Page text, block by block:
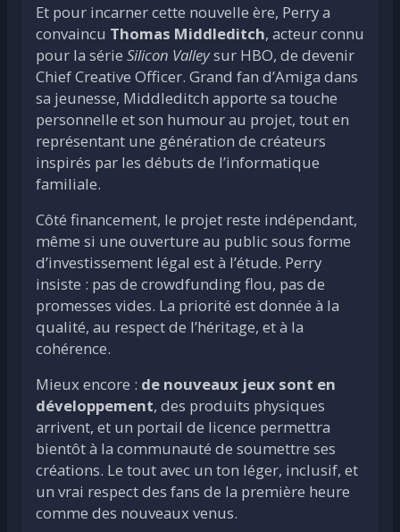
Et pour incarner cette nouvelle ère, Perry a
convaincu Thomas Middleditch, acteur connu
pour la série Silicon Valleysur HBO, de devenir
Chief Creative Officer. Grand fan d’Amiga dans
sa jeunesse, Middleditch apporte sa touche
personnelle et son humour au projet, tout en
représentant une génération de créateurs
inspirés par les débuts de l’informatique
familiale.
Côté financement, le projet reste indépendant,
même si une ouverture au public sous forme
d’investissement légal est à l’étude. Perry
insiste : pas de crowdfunding flou, pas de
promesses vides. La priorité est donnée à la
qualité, au respect de l’héritage, et à la
cohérence.
Mieux encore : de nouveaux jeux sont en
développement, des produits physiques
arrivent, et un portail de licence permettra
bientôt à la communauté de soumettre ses
créations. Le tout avec un ton léger, inclusif, et
un vrai respect des fans de la première heure
comme des nouveaux venus.